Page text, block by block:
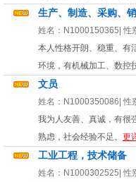
生产、制造、采购、
姓名： N1000150365 | 性
本人性格开朗、稳重、有
环境，有机械加工、数控
文员
姓名： N1000350086 | 性
我为人友善、真诚，有很
熟虑，社会经验不足。 更
工业工程，技术储备
姓名： N1000302525 | 性